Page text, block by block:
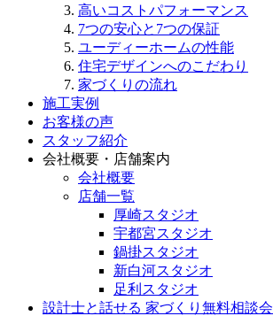
高いコストパフォーマンス
7つの安心と7つの保証
ユーディーホームの性能
住宅デザインへのこだわり
家づくりの流れ
施工実例
お客様の声
スタッフ紹介
会社概要・店舗案内
会社概要
店舗一覧
厚崎スタジオ
宇都宮スタジオ
鍋掛スタジオ
新白河スタジオ
足利スタジオ
設計士と話せる 家づくり無料相談会